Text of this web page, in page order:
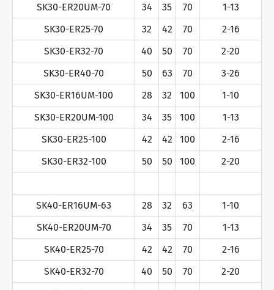
SK30-ER20UM-70
34 35 70
1-13
SK30-ER25-70
32 42 70
2-16
SK30-ER32-70
40 50 70
2-20
SK30-ER40-70
50 63 70
3-26
SK30-ER16UM-100
28 32 100
1-10
SK30-ER20UM-100
34 35 100
1-13
SK30-ER25-100
42 42 100
2-16
SK30-ER32-100
50 50 100 2-20
SK40-ER16UM-63 28 32 63
1-10
SK40-ER20UM-70
34 35 70
1-13
SK40-ER25-70
42 42 70
2-16
SK40-ER32-70
40 50 70
2-20